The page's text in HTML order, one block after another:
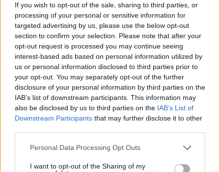
If you wish to opt-out of the sale, sharing to third parties, or
processing of your personal or sensitive information for
targeted advertising by us, please use the below opt-out
section to confirm your selection. Please note that after your
opt-out request is processed you may continue seeing
interest-based ads based on personal information utilized by
us or personal information disclosed to third parties prior to
your opt-out. You may separately opt-out of the further
disclosure of your personal information by third parties on the
IAB’s list of downstream participants. This information may
also be disclosed by us to third parties on the IAB’s List of
Downstream Participants that may further disclose it to other
Please note that this website/app uses one or more Google
not limited to your visit or usage behaviour. You may click to
Personal Data Processing Opt Outs
I want to opt-out of the Sharing of my